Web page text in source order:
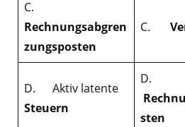
C.
Rechnungsabgren
zungsposten
C.
D. Aktiv latente
Steuern
D.
sten